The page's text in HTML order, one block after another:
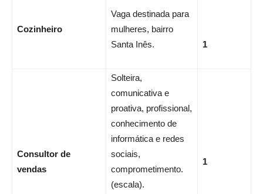
Cozinheiro
Vaga destinada para
mulheres, bairro
Santa Inês.
1
Consultor de
vendas
Solteira,
comunicativa e
proativa, profissional,
conhecimento de
informática e redes
sociais,
comprometimento.
(escala).
1